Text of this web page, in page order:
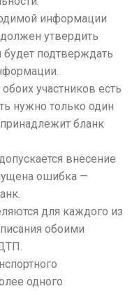
информации
утвердить
будет подтверждать
участников есть
нужно только один
бланк
внесение
ошибка —
для каждого из
обоими
одного